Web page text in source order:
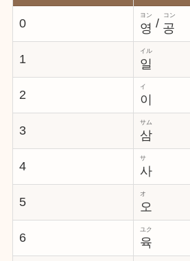
0 영
ヨン
/ 공
コン
1 일
イル
2 이
イ
3 삼
サム
4 사
サ
5 오
オ
6 육
ユク